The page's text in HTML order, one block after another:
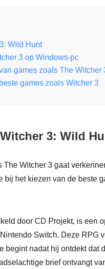
Wild Hunt
3 op Windows-pc
games zoals The Witcher
games zoals Witcher 3
3: Wild
Witcher 3 gaat
het kiezen van de beste
door CD Projekt, is een
Switch. Deze RPG
begint nadat hij ontdekt
brief ontvangt